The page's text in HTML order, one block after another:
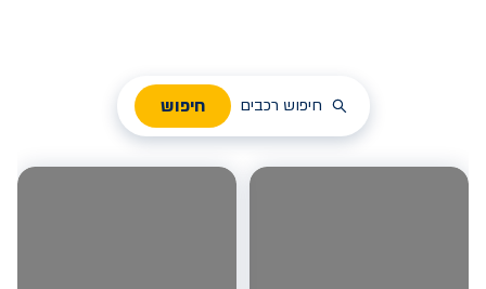
חיפוש רכבים חיפוש